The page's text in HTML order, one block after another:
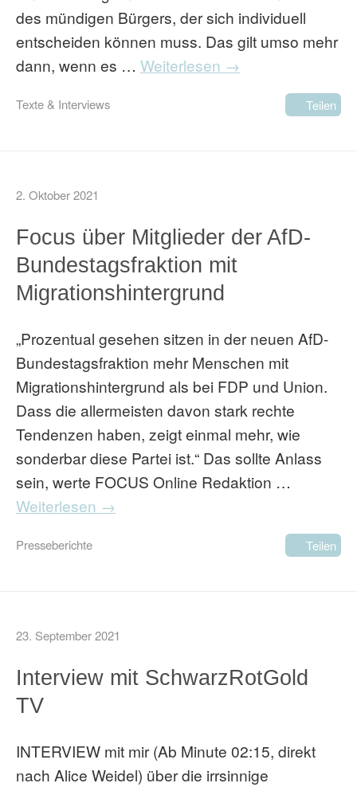
des mündigen Bürgers, der sich individuell
entscheiden können muss. Das gilt umso mehr
dann, wenn es … Weiterlesen →
Texte & Interviews Teilen
2. Oktober 2021
Focus über Mitglieder der AfD-
Bundestagsfraktion mit
Migrationshintergrund
„Prozentual gesehen sitzen in der neuen AfD-
Bundestagsfraktion mehr Menschen mit
Migrationshintergrund als bei FDP und Union.
Dass die allermeisten davon stark rechte
Tendenzen haben, zeigt einmal mehr, wie
sonderbar diese Partei ist.“ Das sollte Anlass
sein, werte FOCUS Online Redaktion …
Weiterlesen →
Presseberichte Teilen
23. September 2021
Interview mit SchwarzRotGold
TV
INTERVIEW mit mir (Ab Minute 02:15, direkt
nach Alice Weidel) über die irrsinnige